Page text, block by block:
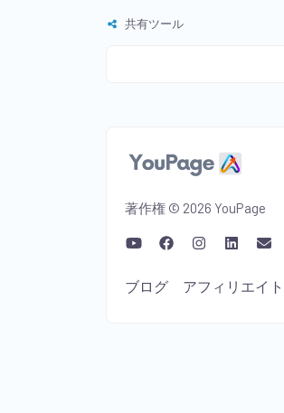
共有ツール
著作権 © 2026 YouPage
ブログ アフィリエイト